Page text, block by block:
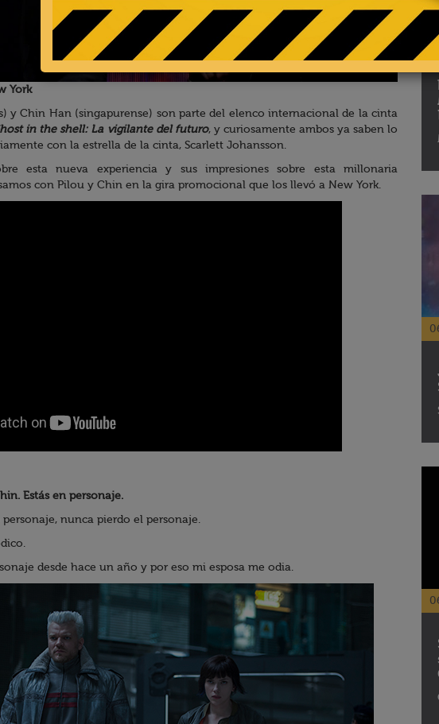
York
y Chin Han (singapurense) son parte del elenco internacional de la cinta
in the shell: La vigilante del futuro, y curiosamente ambos ya saben lo
con la estrella de la cinta, Scarlett Johansson.
esta nueva experiencia y sus impresiones sobre esta millonaria
con Pilou y Chin en la gira promocional que los llevó a New York.
Estás en personaje.
personaje, nunca pierdo el personaje.
desde hace un año y por eso mi esposa me odia.